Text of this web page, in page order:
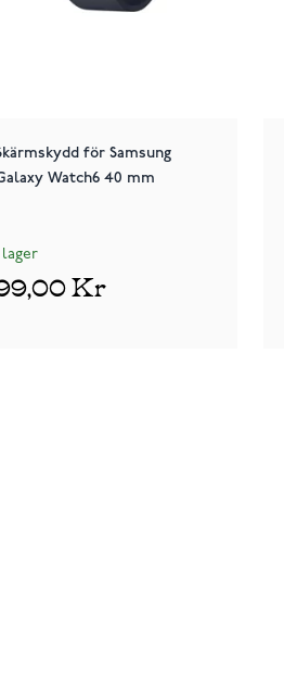
för Samsung
Watch6 40 mm
lager
Kr